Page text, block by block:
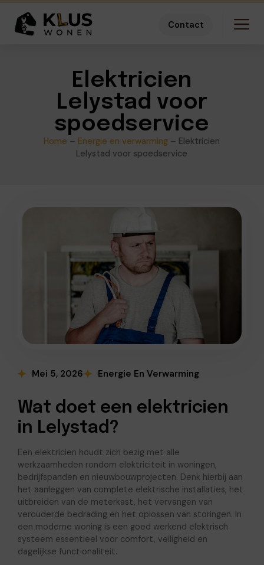
Contact
Elektricien
Lelystad voor
spoedservice
Home – Energie en verwarming – Elektricien
Lelystad voor spoedservice
Mei 5, 2026 Energie En Verwarming
Wat doet een elektricien
in Lelystad?
Een elektricien houdt zich bezig met alle
werkzaamheden rondom elektriciteit in woningen,
bedrijfspanden en nieuwbouwprojecten. Denk hierbij aan
het aanleggen van complete elektrische installaties, het
uitbreiden van de meterkast, het vervangen van
verouderde bedrading en het oplossen van storingen. In
een moderne woning is een goed werkend elektrisch
systeem essentieel voor comfort, veiligheid en
dagelijkse functionaliteit.